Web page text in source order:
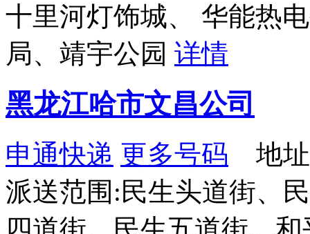
十里河灯饰城、 华能热
局、靖宇公园 详情
黑龙江哈市文昌公司
申通快递 更多号码 地址
派送范围:民生头道街、